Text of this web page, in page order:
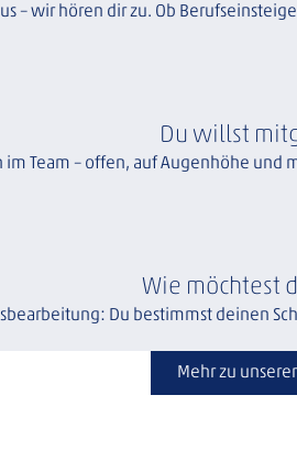
– wir hören dir zu. Ob
Du willst
im Team – offen, auf Augenhöhe
Wie möchtest
Du bestimmst deinen
Mehr zu